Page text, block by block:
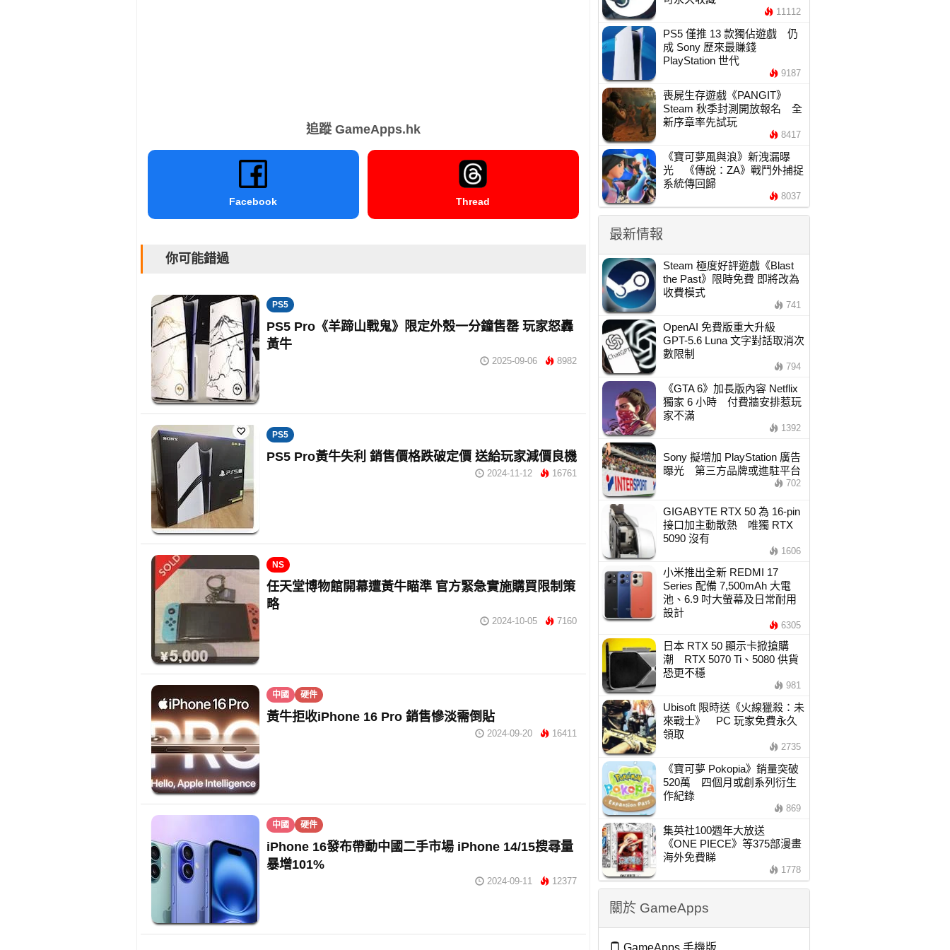
追蹤 GameApps.hk
Facebook Thread
你可能錯過
PS5
PS5 Pro《羊蹄山戰鬼》限定外殼一分鐘售罄 玩家怒轟
黃牛
2025-09-06 8982
PS5
PS5 Pro黃牛失利 銷售價格跌破定價 送給玩家減價良機
2024-11-12 16761
NS
任天堂博物館開幕遭黃牛瞄準 官方緊急實施購買限制策
略
2024-10-05 7160
中國 硬件
黃牛拒收iPhone 16 Pro 銷售慘淡需倒貼
2024-09-20 16411
中國 硬件
iPhone 16發布帶動中國二手市場 iPhone 14/15搜尋量
暴增101%
2024-09-11 12377
11112
PS5 僅推 13 款獨佔遊戲 仍
成 Sony 歷來最賺錢
PlayStation 世代
9187
喪屍生存遊戲《PANGIT》
Steam 秋季封測開放報名 全
新序章率先試玩
8417
《寶可夢風與浪》新洩漏曝
光 《傳說：ZA》戰鬥外捕捉
系統傳回歸
8037
最新情報
Steam 極度好評遊戲《Blast
the Past》限時免費 即將改為
收費模式
741
OpenAI 免費版重大升級
GPT-5.6 Luna 文字對話取消次
數限制
794
《GTA 6》加長版內容 Netflix
獨家 6 小時 付費牆安排惹玩
家不滿
1392
Sony 擬增加 PlayStation 廣告
曝光 第三方品牌或進駐平台
702
GIGABYTE RTX 50 為 16-pin
接口加主動散熱 唯獨 RTX
5090 沒有
1606
小米推出全新 REDMI 17
Series 配備 7,500mAh 大電
池、6.9 吋大螢幕及日常耐用
設計
6305
日本 RTX 50 顯示卡掀搶購
潮 RTX 5070 Ti、5080 供貨
恐更不穩
981
Ubisoft 限時送《火線獵殺：未
來戰士》 PC 玩家免費永久
領取
2735
《寶可夢 Pokopia》銷量突破
520萬 四個月或創系列衍生
作紀錄
869
集英社100週年大放送
《ONE PIECE》等375部漫畫
海外免費睇
1778
關於 GameApps
GameApps 手機版